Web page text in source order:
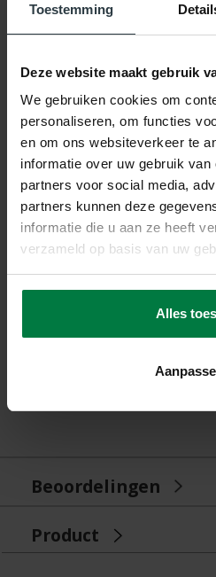
Toestemming
Deze website maakt gebruik
We gebruiken cookies om
personaliseren, om functies
en om ons websiteverkeer te
informatie over uw gebruik
partners voor social media,
partners kunnen deze
informatie die u aan ze heeft
verzameld op basis van uw
Alles
Beoordelingen
Product
Merk:
Kleur:
Materiaal:
Poolhoogte:
Productietechniek:
Patroon: